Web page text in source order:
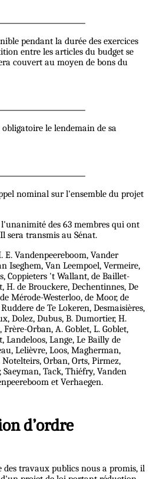
pendant la durée des exercices
entre les articles du budget se
couvert au moyen de bons du
le lendemain de sa
nominal sur l'ensemble du projet
des 63 membres qui ont
sera transmis au Sénat.
Vandenpeereboom, Vander
Iseghem, Van Leempoel, Vermeire,
Coppieters 't Wallant, de Baillet-
H. de Brouckere, Dechentinnes, De
Mérode-Westerloo, de Moor, de
de Te Lokeren, Desmaisières,
Dolez, Dubus, B. Dumortier, H.
Orban, A. Goblet, L. Goblet,
Landeloos, Lange, Le Bailly de
Lelièvre, Loos, Magherman,
Orban, Orts, Pirmez,
Saeyman, Tack, Thiéfry, Vanden
et Verhaegen.
d’ordre
des travaux publics nous a promis, il